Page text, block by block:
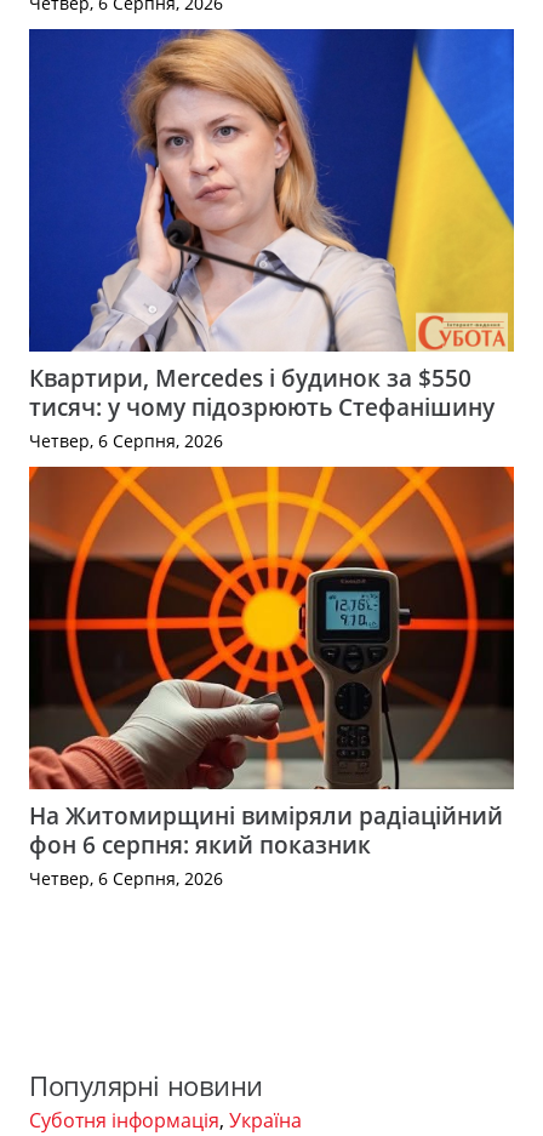
Квартири, Mercedes і будинок за $550
тисяч: у чому підозрюють Стефанішину
Четвер, 6 Серпня, 2026
На Житомирщині виміряли радіаційний
фон 6 серпня: який показник
Четвер, 6 Серпня, 2026
Популярні новини
Суботня інформація, Україна